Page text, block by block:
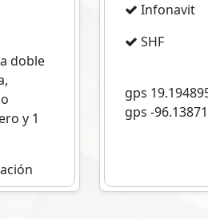
doble
y 1
Infonavit
SHF
gps
gps -